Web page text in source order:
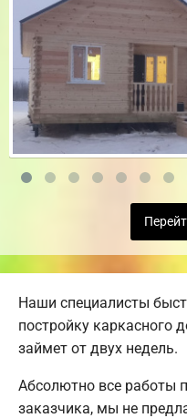
Наши специалисты
постройку каркасного
займет от двух недель.
Абсолютно все работы
заказчика, мы не